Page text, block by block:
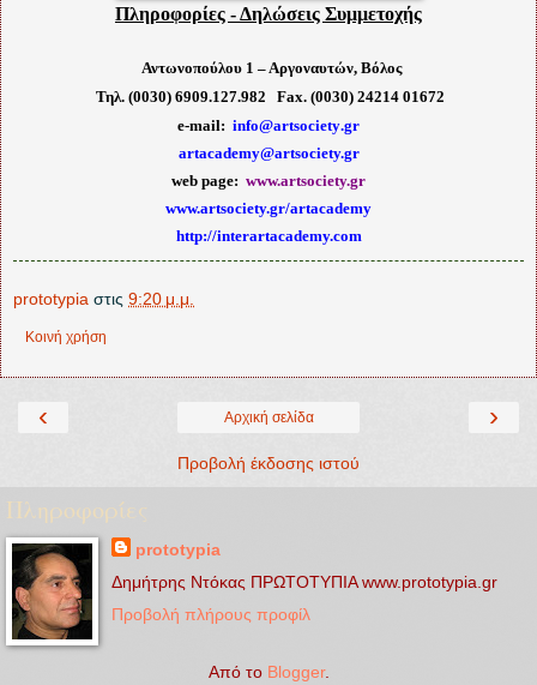
Πληροφορίες - Δηλώσεις Συμμετοχής
Αντωνοπούλου 1 – Αργοναυτών, Βόλος
Τηλ. (0030) 6909.127.982 Fax. (0030) 24214 01672
e-mail: info@artsociety.gr
artacademy@artsociety.gr
web page: www.artsociety.gr
www.artsociety.gr/artacademy
http://interartacademy.com
prototypia στις 9:20 μ.μ.
Κοινή χρήση
‹ ›
Αρχική σελίδα
Προβολή έκδοσης ιστού
Πληροφορίες
prototypia
Δημήτρης Ντόκας ΠΡΩΤΟΤΥΠΙΑ www.prototypia.gr
Προβολή πλήρους προφίλ
Από το Blogger.